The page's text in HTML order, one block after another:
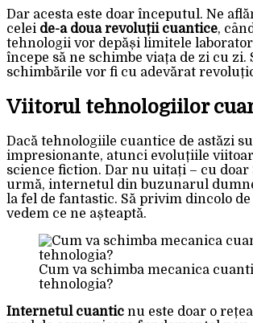
Dar acesta este doar începutul. Ne
celei de-a doua revoluții cuantice,
tehnologii vor depăși limitele
începe să ne schimbe viața de zi cu zi.
schimbările vor fi cu adevărat
Viitorul tehnologiilor
Dacă tehnologiile cuantice de astăzi
impresionante, atunci evoluțiile
science fiction. Dar nu uitați – cu doar
urmă, internetul din buzunarul
la fel de fantastic. Să privim dincolo
vedem ce ne așteaptă.
Cum va schimba mecanica
tehnologia?
Internetul cuantic nu este doar o